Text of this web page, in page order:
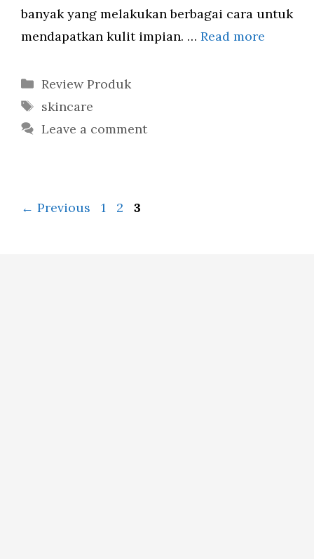
banyak yang melakukan berbagai cara untuk
mendapatkan kulit impian. … Read more
Categories
Review Produk
Tags
skincare
Leave a comment
← Previous Page
1 Page
2 Page
3